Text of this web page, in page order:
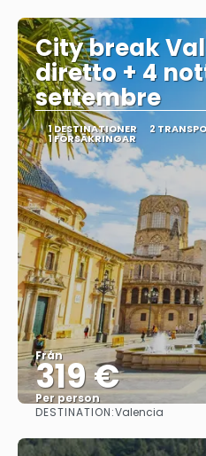
City break
diretto + 4
settembre
1 DESTINATIONER 2
1 FÖRSÄKRINGAR
Från
319 €
Per person
DESTINATION:Valencia